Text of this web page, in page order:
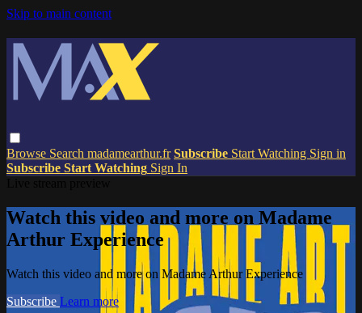
Skip to main content
Browse Search madamearthur.fr Subscribe Start Watching Sign in
Subscribe Start Watching Sign In
Watch this video and more on Madame
Arthur Experience
Watch this video and more on Madame Arthur Experience
Subscribe Learn more